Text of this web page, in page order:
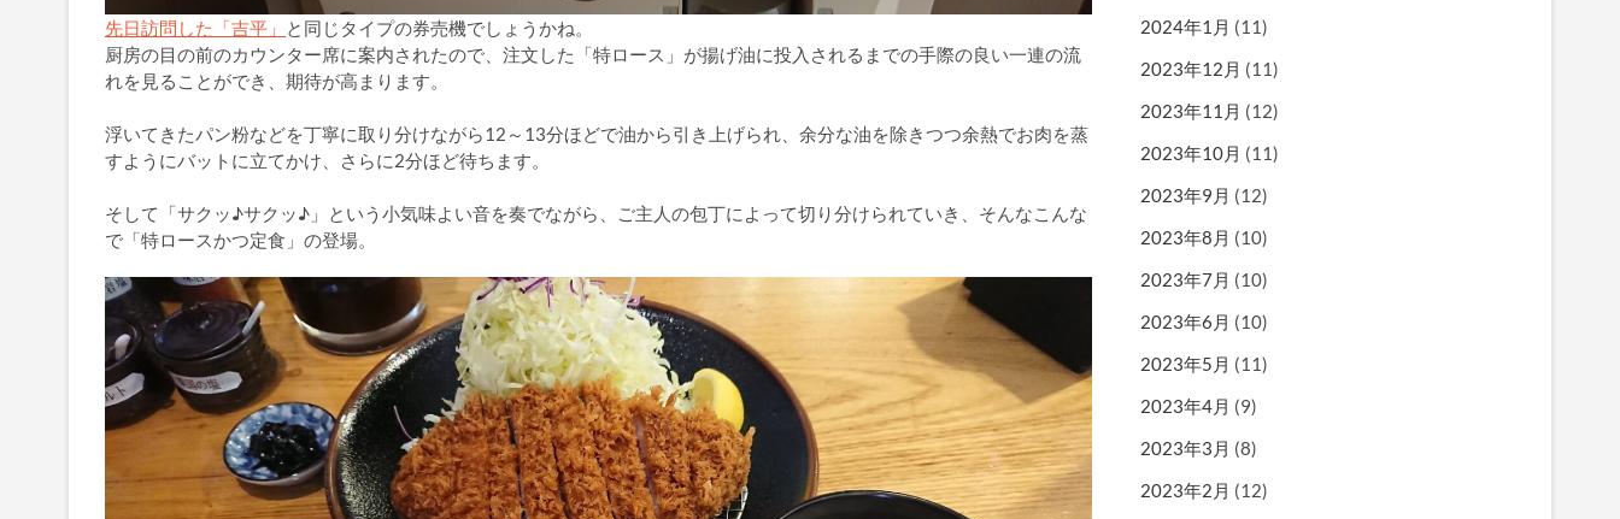
先日訪問した「吉平」
と同じタイプの券売機でしょうかね。
厨房の目の前のカウンター席に案内されたので、注文した「特ロース」が揚げ油に投入されるまでの手際の良い一連の流
れを見ることができ、期待が高まります。
浮いてきたパン粉などを丁寧に取り分けながら12～13分ほどで油から引き上げられ、余分な油を除きつつ余熱でお肉を蒸
すようにバットに立てかけ、さらに2分ほど待ちます。
そして「サクッ♪サクッ♪」という小気味よい音を奏でながら、ご主人の包丁によって切り分けられていき、そんなこんな
で「特ロースかつ定食」の登場。
2024年1月 (11)
2023年12月 (11)
2023年11月 (12)
2023年10月 (11)
2023年9月 (12)
2023年8月 (10)
2023年7月 (10)
2023年6月 (10)
2023年5月 (11)
2023年4月 (9)
2023年3月 (8)
2023年2月 (12)